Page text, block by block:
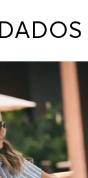
programará